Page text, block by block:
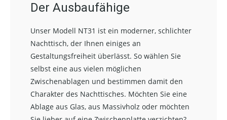
Der Ausbaufähige
Unser Modell NT31 ist ein moderner, schlichter
Nachttisch, der Ihnen einiges an
Gestaltungsfreiheit überlässt. So wählen Sie
selbst eine aus vielen möglichen
Zwischenablagen und bestimmen damit den
Charakter des Nachttisches. Möchten Sie eine
Ablage aus Glas, aus Massivholz oder möchten